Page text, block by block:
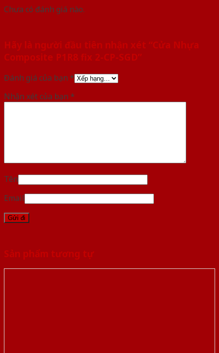
Chưa có đánh giá nào.
Hãy là người đầu tiên nhận xét “Cửa Nhựa
Composite P1R8 fix 2-CP-SGD”
Đánh giá của bạn *
Nhận xét của bạn *
Tên
Email
Sản phẩm tương tự